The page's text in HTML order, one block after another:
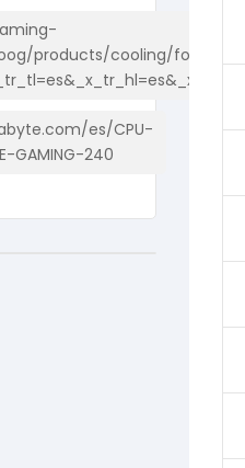
products/cooling/forza85/?
es/CPU-
GAMING-240